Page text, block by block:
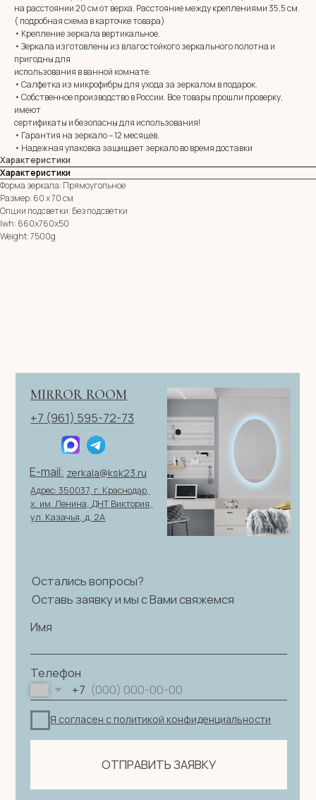
на расстоянии 20 см от верха. Расстояние между креплениями 35,5 см.
( подробная схема в карточке товара)
• Крепление зеркала вертикальное.
• Зеркала изготовлены из влагостойкого зеркального полотна и
пригодны для
использования в ванной комнате.
• Салфетка из микрофибры для ухода за зеркалом в подарок.
• Собственное производство в России. Все товары прошли проверку,
имеют
сертификаты и безопасны для использования!
• Гарантия на зеркало – 12 месяцев.
• Надежная упаковка защищает зеркало во время доставки
Характеристики
Характеристики
Форма зеркала: Прямоугольное
Размер: 60 х 70 см
Опции подсветки: Без подсветки
lwh: 660x760x50
Weight: 7500g
MIRROR ROOM
+7 (961) 595-72-73
E-mail:
Адрес: 350037, г. Краснодар,
х. им. Ленина, ДНТ Виктория,
ул. Казачья, д. 2А
© 2026 ИП Клевцов Е.А.Все права защищены.
Политика конфиденциальности|Согласие на обработку
Остались вопросы?
Оставь заявку и мы с Вами свяжемся
Имя